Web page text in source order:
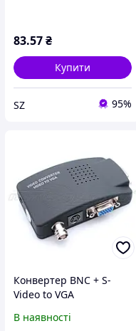
83.57₴
Купити
SZ 95%
Конвертер BNC + S-
Video to VGA
В наявності